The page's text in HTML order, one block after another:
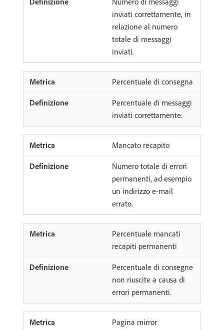
inviati correttamente, in
relazione al numero
totale di messaggi
inviati.
Percentuale di consegna
Percentuale di messaggi
inviati correttamente.
Mancato recapito
Numero totale di errori
permanenti, ad esempio
un indirizzo e-mail
errato.
Percentuale mancati
recapiti permanenti
Percentuale di consegne
non riuscite a causa di
errori permanenti.
Pagina mirror